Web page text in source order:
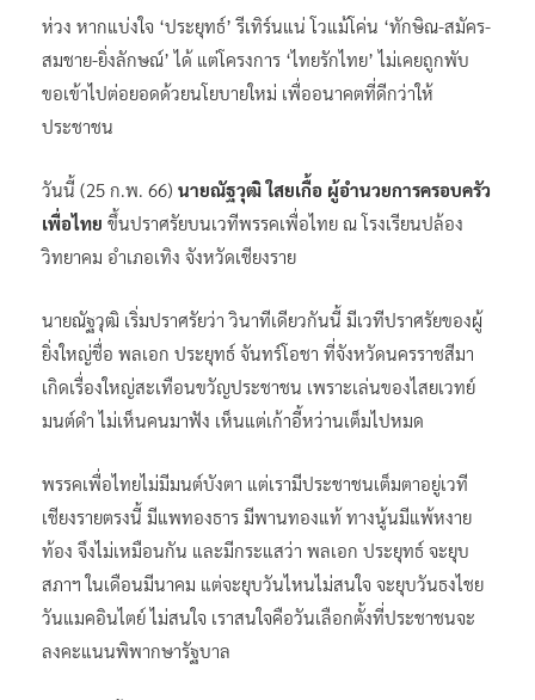
ห่วง หากแบ่งใจ ‘ประยุทธ์’ รีเทิร์นแน่ โวแม้โค่น ‘ทักษิณ-สมัคร-
สมชาย-ยิ่งลักษณ์’ ได้ แต่โครงการ ‘ไทยรักไทย’ ไม่เคยถูกพับ
ขอเข้าไปต่อยอดด้วยนโยบายใหม่ เพื่ออนาคตที่ดีกว่าให้
ประชาชน
วันนี้ (25 ก.พ. 66) นายณัฐวุฒิ ใสยเกื้อ ผู้อำนวยการครอบครัว
เพื่อไทย ขึ้นปราศรัยบนเวทีพรรคเพื่อไทย ณ โรงเรียนปล้อง
วิทยาคม อำเภอเทิง จังหวัดเชียงราย
นายณัฐวุฒิ เริ่มปราศรัยว่า วินาทีเดียวกันนี้ มีเวทีปราศรัยของผู้
ยิ่งใหญ่ชื่อ พลเอก ประยุทธ์ จันทร์โอชา ที่จังหวัดนครราชสีมา
เกิดเรื่องใหญ่สะเทือนขวัญประชาชน เพราะเล่นของไสยเวทย์
มนต์ดำ ไม่เห็นคนมาฟัง เห็นแต่เก้าอี้หว่านเต็มไปหมด
พรรคเพื่อไทยไม่มีมนต์บังตา แต่เรามีประชาชนเต็มตาอยู่เวที
เชียงรายตรงนี้ มีแพทองธาร มีพานทองแท้ ทางนู้นมีแพ้หงาย
ท้อง จึงไม่เหมือนกัน และมีกระแสว่า พลเอก ประยุทธ์ จะยุบ
สภาฯ ในเดือนมีนาคม แต่จะยุบวันไหนไม่สนใจ จะยุบวันธงไชย
วันแมคอินไตย์ ไม่สนใจ เราสนใจคือวันเลือกตั้งที่ประชาชนจะ
ลงคะแนนพิพากษารัฐบาล